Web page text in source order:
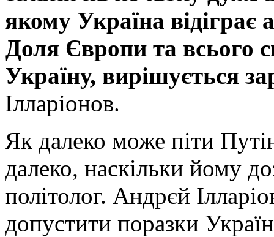
якому Україна
Доля Європи та всього
Україну, вирішується
Ілларіонов.
Як далеко може піти
далеко, наскільки йому
політолог. Андрєй
допустити поразки